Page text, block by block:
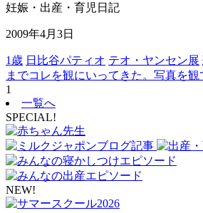
妊娠・出産・育児日記
2009年4月3日
1歳 日比谷パティオ テオ・ヤンセン展
までコレを観にいってきた。写真を
1
一覧へ
SPECIAL!
NEW!